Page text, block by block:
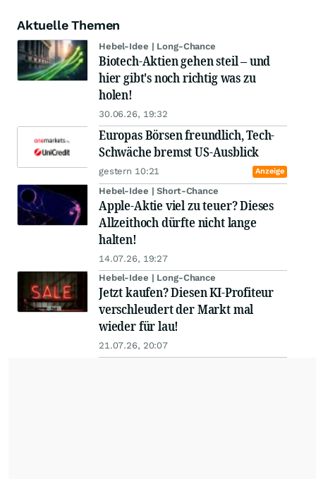
Aktuelle Themen
Hebel-Idee | Long-Chance
Biotech-Aktien gehen steil – und
hier gibt's noch richtig was zu
holen!
30.06.26, 19:32
Europas Börsen freundlich, Tech-
Schwäche bremst US-Ausblick
gestern 10:21 Anzeige
Hebel-Idee | Short-Chance
Apple-Aktie viel zu teuer? Dieses
Allzeithoch dürfte nicht lange
halten!
14.07.26, 19:27
Hebel-Idee | Long-Chance
Jetzt kaufen? Diesen KI-Profiteur
verschleudert der Markt mal
wieder für lau!
21.07.26, 20:07